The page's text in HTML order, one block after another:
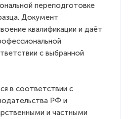
переподготовке
Документ
квалификации и даёт
с выбранной
в соответствии с
РФ и
и частными